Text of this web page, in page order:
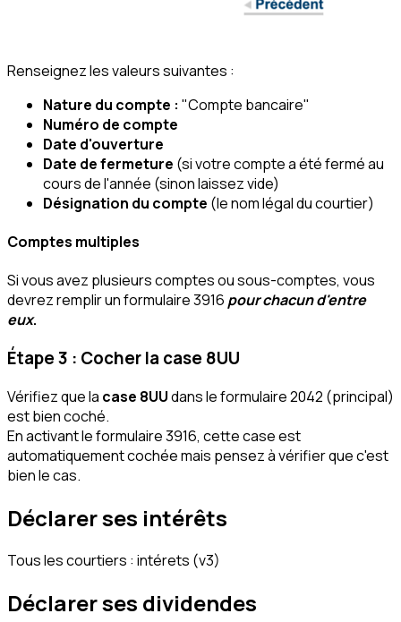
Renseignez les valeurs suivantes :
Nature du compte : "Compte bancaire"
Numéro de compte
Date d'ouverture
Date de fermeture (si votre compte a été fermé au
cours de l'année (sinon laissez vide)
Désignation du compte (le nom légal du courtier)
Comptes multiples
Si vous avez plusieurs comptes ou sous-comptes, vous
devrez remplir un formulaire 3916 pour chacun d'entre
eux.
Étape 3 : Cocher la case 8UU
Vérifiez que la case 8UUdans le formulaire 2042 (principal)
est bien coché.
En activant le formulaire 3916, cette case est
automatiquement cochée mais pensez à vérifier que c'est
bien le cas.
Déclarer ses intérêts
Tous les courtiers : intérets (v3)
Déclarer ses dividendes